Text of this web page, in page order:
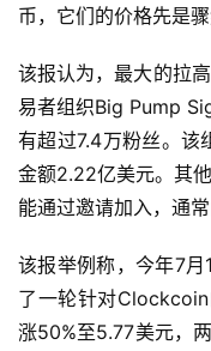
币，它们的价格先是
该报认为，最大的拉
易者组织Big Pump
有超过7.4万粉丝。该
金额2.22亿美元。其
能通过邀请加入，通常
该报举例称，今年7
了一轮针对
涨50%至5.77美元，